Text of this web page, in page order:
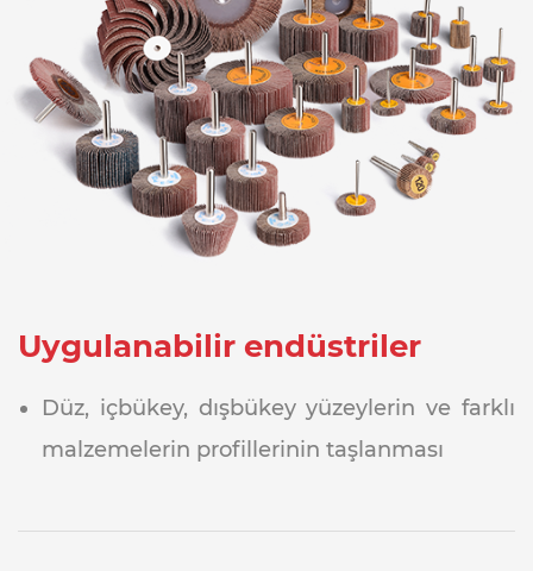
Uygulanabilir endüstriler
Düz, içbükey, dışbükey yüzeylerin ve farklı
malzemelerin profillerinin taşlanması